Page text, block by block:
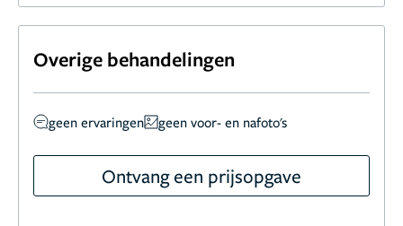
Overige behandelingen
geen ervaringen geen voor- en nafoto's
Ontvang een prijsopgave